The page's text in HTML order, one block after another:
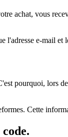
achat, vous
e-mail
pourquoi, lors
Cette